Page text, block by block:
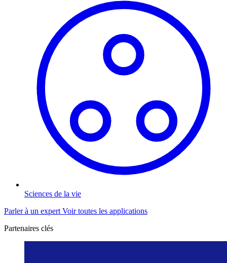
Sciences de la vie
Parler à un expert Voir toutes les applications
Partenaires clés